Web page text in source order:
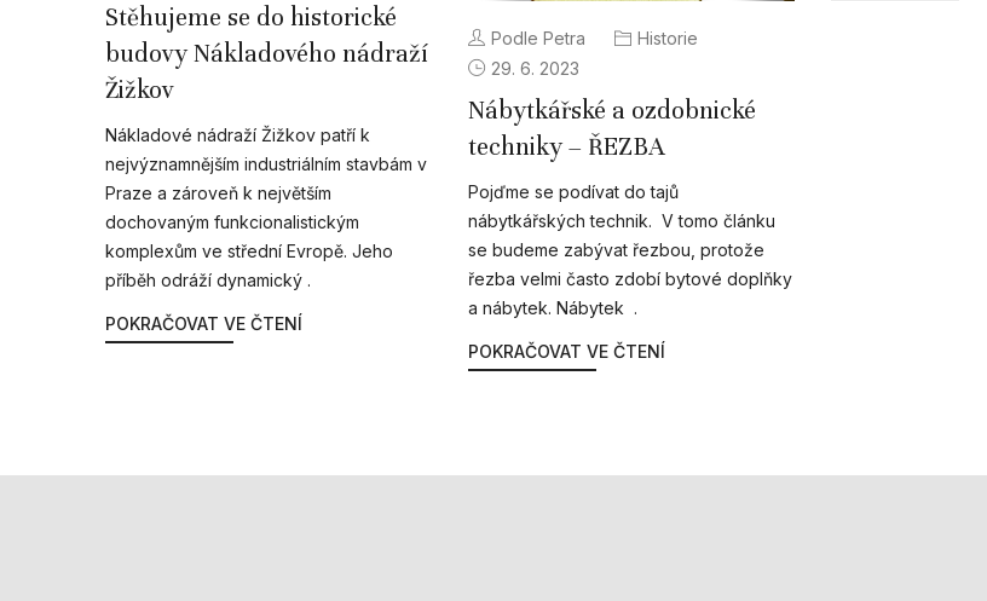
Stěhujeme se do historické
budovy Nákladového nádraží
Žižkov
Nákladové nádraží Žižkov patří k
nejvýznamnějším industriálním stavbám v
Praze a zároveň k největším
dochovaným funkcionalistickým
komplexům ve střední Evropě. Jeho
příběh odráží dynamický .
POKRAČOVAT VE ČTENÍ
Podle Petra
Historie
29. 6. 2023
Nábytkářské a ozdobnické
techniky – ŘEZBA
Pojďme se podívat do tajů
nábytkářských technik. V tomo článku
se budeme zabývat řezbou, protože
řezba velmi často zdobí bytové doplňky
a nábytek. Nábytek .
POKRAČOVAT VE ČTENÍ